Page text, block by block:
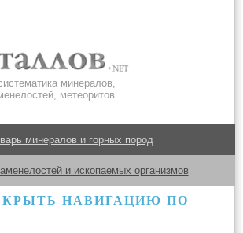
минералов,
метеоритов
минералов и горных пород
и ископаемых организмов
НАВИГАЦИЮ ПО